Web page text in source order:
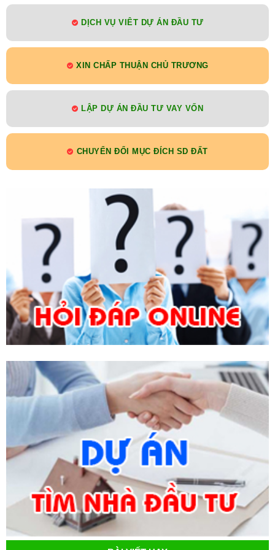
DỊCH VỤ VIÊT DỰ ÁN ĐẦU TƯ
XIN CHẤP THUẬN CHỦ TRƯƠNG
LẬP DỰ ÁN ĐẦU TƯ VAY VỐN
CHUYỂN ĐỔI MỤC ĐÍCH SD ĐẤT